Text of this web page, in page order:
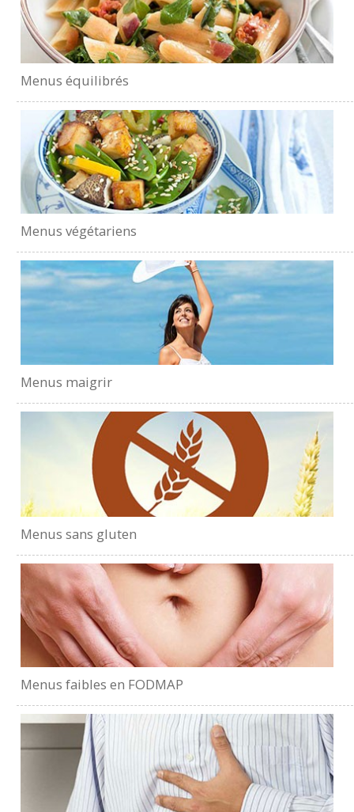
Menus équilibrés
Menus végétariens
Menus maigrir
Menus sans gluten
Menus faibles en FODMAP